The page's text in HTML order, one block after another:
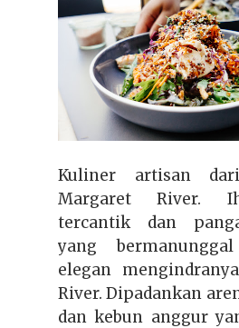
Kuliner artisan
Margaret River.
tercantik dan
yang
elegan
River. Dipadankan
dan kebun anggur